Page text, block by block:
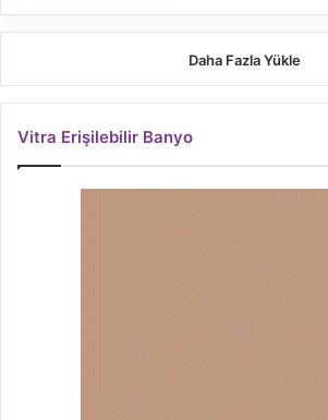
Daha Fazla Yükle
Vitra Erişilebilir Banyo